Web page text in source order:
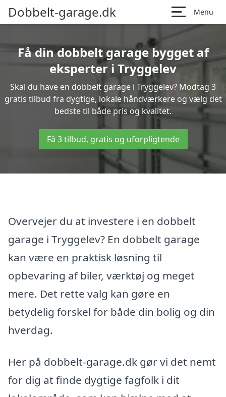
Dobbelt-garage.dk Menu
Få din dobbelt garage bygget af
eksperter i Tryggelev
Skal du have en dobbelt garage i Tryggelev? Modtag 3
gratis tilbud fra dygtige, lokale håndværkere og vælg det
bedste til både pris og kvalitet.
Få 3 tilbud, gratis og uforpligtende
Overvejer du at investere i en dobbelt
garage i Tryggelev? En dobbelt garage
kan være en praktisk løsning til
opbevaring af biler, værktøj og meget
mere. Det rette valg kan gøre en
betydelig forskel for både din bolig og din
hverdag.
Her på dobbelt-garage.dk gør vi det nemt
for dig at finde dygtige fagfolk i dit